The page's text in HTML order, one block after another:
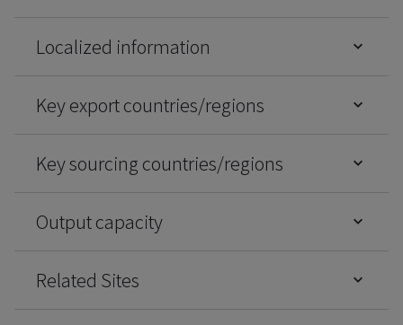
Localized information
Key export countries/regions
Key sourcing countries/regions
Output capacity
Related Sites